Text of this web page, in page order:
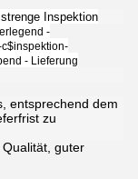
Inspektion
-
- Lieferung
entsprechend dem
zu
guter